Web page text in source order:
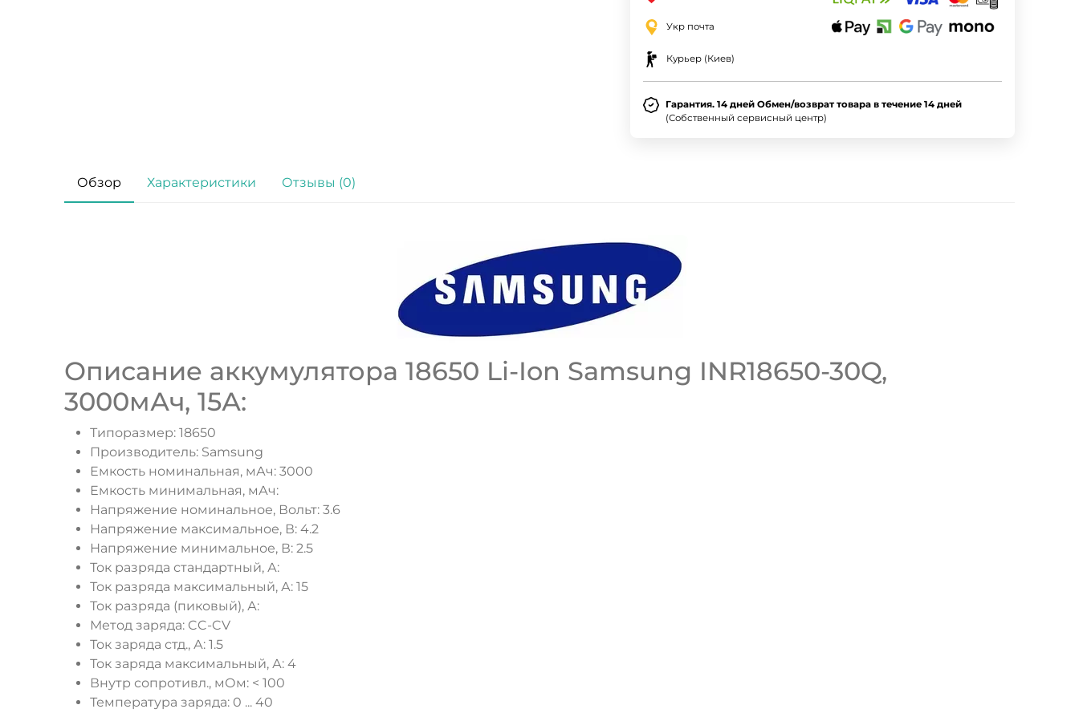
Укр почта
Курьер (Киев)
Гарантия. 14 дней Обмен/возврат товара в течение 14 дней
(Собственный сервисный центр)
Обзор Характеристики Отзывы (0)
Описание аккумулятора 18650 Li-Ion Samsung INR18650-30Q,
3000мАч, 15А:
Типоразмер: 18650
Производитель: Samsung
Емкость номинальная, мАч: 3000
Емкость минимальная, мАч:
Напряжение номинальное, Вольт: 3.6
Напряжение максимальное, В: 4.2
Напряжение минимальное, В: 2.5
Ток разряда стандартный, А:
Ток разряда максимальный, А: 15
Ток разряда (пиковый), А:
Метод заряда: CC-CV
Ток заряда стд., А: 1.5
Ток заряда максимальный, А: 4
Внутр сопротивл., мОм: < 100
Температура заряда: 0 ... 40